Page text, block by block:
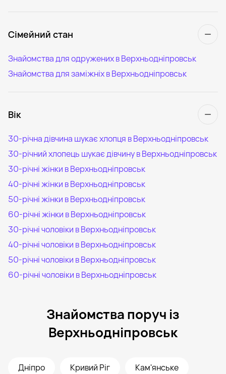
Сімейний стан
Знайомства для одружених в Верхньодніпровськ
Знайомства для заміжніх в Верхньодніпровськ
Вік
30-річна дівчина шукає хлопця в Верхньодніпровськ
30-річний хлопець шукає дівчину в Верхньодніпровськ
30-річні жінки в Верхньодніпровськ
40-річні жінки в Верхньодніпровськ
50-річні жінки в Верхньодніпровськ
60-річні жінки в Верхньодніпровськ
30-річні чоловіки в Верхньодніпровськ
40-річні чоловіки в Верхньодніпровськ
50-річні чоловіки в Верхньодніпровськ
60-річні чоловіки в Верхньодніпровськ
Знайомства поруч із
Верхньодніпровськ
Дніпро Кривий Ріг Кам'янське